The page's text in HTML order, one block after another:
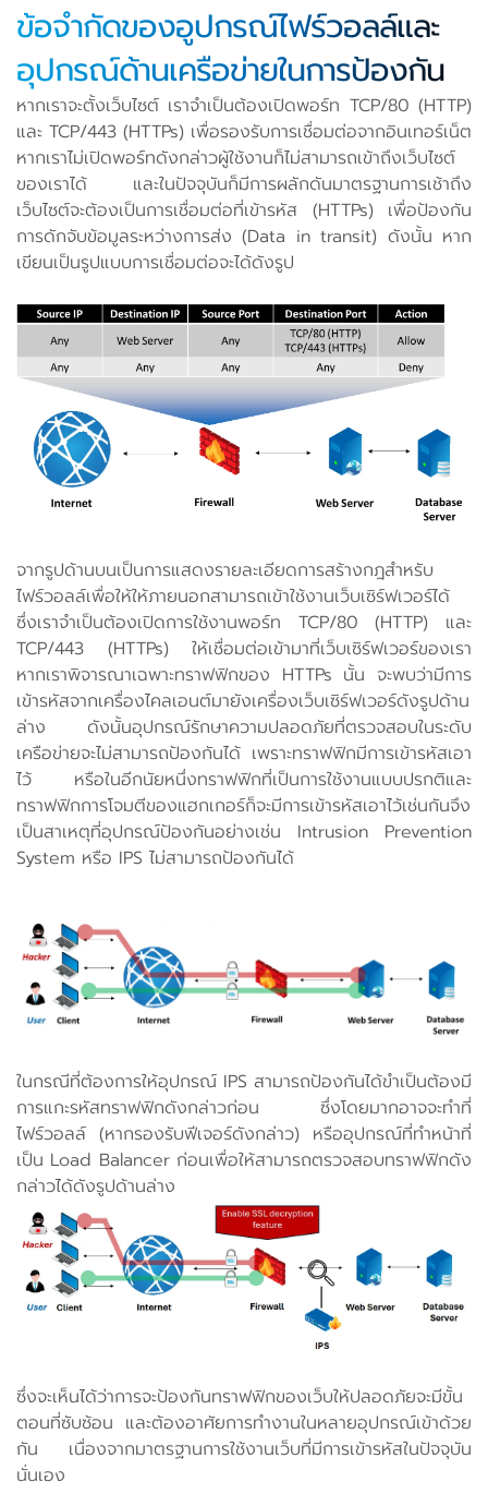
ข้อจำกัดของอูปกรณ์ไฟร์วอลล์และ
อุปกรณ์ด้านเครือข่ายในการป้องกัน
หากเราจะตั้งเว็บไซต์ เราจำเป็นต้องเปิดพอร์ท TCP/80 (HTTP)
และ TCP/443 (HTTPs) เพื่อรองรับการเชื่อมต่อจากอินเทอร์เน็ต
หากเราไม่เปิดพอร์ทดังกล่าวผู้ใช้งานก็ไม่สามารถเข้าถึงเว็บไซต์
ของเราได้ และในปัจจุบันก็มีการผลักดันมาตรฐานการเช้าถึง
เว็บไซต์จะต้องเป็นการเชื่อมต่อที่เข้ารหัส (HTTPs) เพื่อป้องกัน
การดักจับข้อมูลระหว่างการส่ง (Data in transit) ดังนั้น หาก
เขียนเป็นรูปแบบการเชื่อมต่อจะได้ดังรูป
จากรูปด้านบนเป็นการแสดงรายละเอียดการสร้างกฎสำหรับ
ไฟร์วอลล์เพื่อให้ให้ภายนอกสามารถเข้าใช้งานเว็บเซิร์ฟเวอร์ได้
ซึ่งเราจำเป็นต้องเปิดการใช้งานพอร์ท TCP/80 (HTTP) และ
TCP/443 (HTTPs) ให้เชื่อมต่อเข้ามาที่เว็บเซิร์ฟเวอร์ของเรา
หากเราพิจารณาเฉพาะทราฟฟิกของ HTTPs นั้น จะพบว่ามีการ
เข้ารหัสจากเครื่องไคลเอนต์มายังเครื่องเว็บเซิร์ฟเวอร์ดังรูปด้าน
ล่าง ดังนั้นอุปกรณ์รักษาความปลอดภัยที่ตรวจสอบในระดับ
เครือข่ายจะไม่สามารถป้องกันได้ เพราะทราฟฟิกมีการเข้ารหัสเอา
ไว้ หรือในอีกนัยหนึ่งทราฟฟิกที่เป็นการใช้งานแบบปรกติและ
ทราฟฟิกการโจมตีของแฮกเกอร์ก็จะมีการเข้ารหัสเอาไว้เช่นกันจึง
เป็นสาเหตุที่อุปกรณ์ป้องกันอย่างเช่น Intrusion Prevention
System หรือ IPS ไม่สามารถป้องกันได้
ในกรณีที่ต้องการให้อุปกรณ์ IPS สามารถป้องกันได้ขำเป็นต้องมี
การแกะรหัสทราฟฟิกดังกล่าวก่อน ซึ่งโดยมากอาจจะทำที่
ไฟร์วอลล์ (หากรองรับฟีเจอร์ดังกล่าว) หรืออุปกรณ์ที่ทำหน้าที่
เป็น Load Balancer ก่อนเพื่อให้สามารถตรวจสอบทราฟฟิกดัง
กล่าวได้ดังรูปด้านล่าง
ซึ่งจะเห็นได้ว่าการจะป้องกันทราฟฟิกของเว็บให้ปลอดภัยจะมีขั้น
ตอนที่ซับซ้อน และต้องอาศัยการทำงานในหลายอุปกรณ์เข้าด้วย
กัน เนื่องจากมาตรฐานการใช้งานเว็บที่มีการเข้ารหัสในปัจจุบัน
นั่นเอง